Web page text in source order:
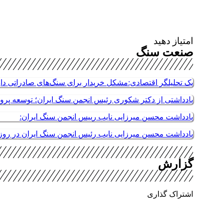
امتیاز دهید
صنعت سنگ
یک تحلیلگر اقتصادی:مشکل خریدار برای سنگ‌های صادراتی
یادداشتی از دکتر شکوری رئیس انجمن سنگ ایران؛ توسعه
یادداشت محسن میرزایی نایب رییس انجمن سنگ ایران:
یادداشت محسن میرزایی نایب رئیس انجمن سنگ ایران در
گزارش
اشتراک گذاری